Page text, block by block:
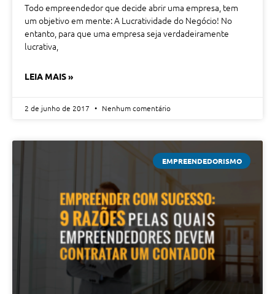
Todo empreendedor que decide abrir uma empresa, tem
um objetivo em mente: A Lucratividade do Negócio! No
entanto, para que uma empresa seja verdadeiramente
lucrativa,
LEIA MAIS »
2 de junho de 2017 Nenhum comentário
EMPREENDEDORISMO